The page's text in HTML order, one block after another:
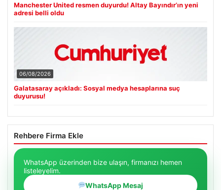
Manchester United resmen duyurdu! Altay Bayındır’ın yeni
adresi belli oldu
06/08/2026
Galatasaray açıkladı: Sosyal medya hesaplarına suç
duyurusu!
Rehbere Firma Ekle
WhatsApp üzerinden bize ulaşın, firmanızı hemen
listeleyelim.
WhatsApp Mesaj